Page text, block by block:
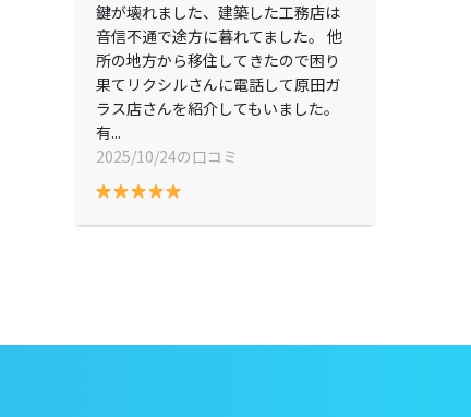
鍵が壊れました、建築した工務店は
音信不通で途方に暮れてました。 他
所の地方から移住してきたので困り
果てリクシルさんに電話して原田ガ
ラス店さんを紹介してもいました。
有...
2025/10/24の口コミ